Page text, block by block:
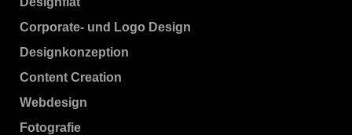
Corporate- und Logo Design
Designkonzeption
Content Creation
Webdesign
Fotografie